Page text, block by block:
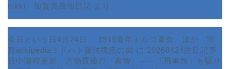
nikki 加賀美茂知日記 より
今日という日4月24日 1915青年トルコ革命、ほか 写
真wikipediaミドハト憲法復活の図 に 20260424注目記事
日中随時更新 万物貫通の「真智」――「飛車角」を駆り
サービス